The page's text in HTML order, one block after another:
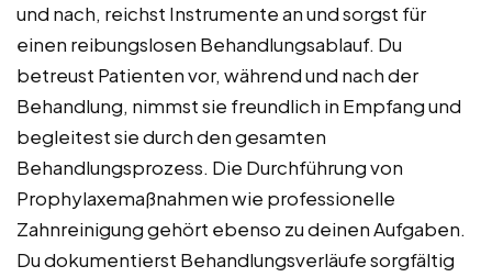
und nach, reichst Instrumente an und sorgst für
einen reibungslosen Behandlungsablauf. Du
betreust Patienten vor, während und nach der
Behandlung, nimmst sie freundlich in Empfang und
begleitest sie durch den gesamten
Behandlungsprozess. Die Durchführung von
Prophylaxemaßnahmen wie professionelle
Zahnreinigung gehört ebenso zu deinen Aufgaben.
Du dokumentierst Behandlungsverläufe sorgfältig